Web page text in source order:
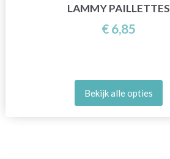
LAMMY PAILLETTES
€ 6,85
Bekijk alle opties